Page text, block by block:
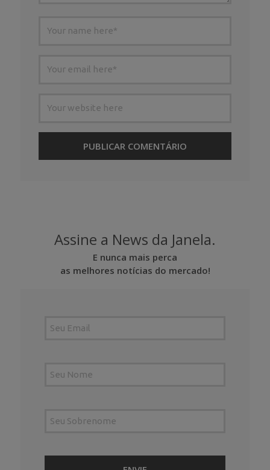
Assine a News da Janela.
E nunca mais perca
as melhores notícias do mercado!